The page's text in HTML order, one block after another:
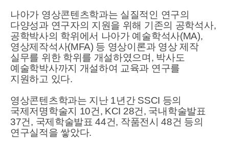
나아가 영상콘텐츠학과는 실질적인 연구의
다양성과 연구자의 지원을 위해 기존의 공학석사,
공학박사의 학위에서 나아가 예술학석사(MA),
영상제작석사(MFA) 등 영상이론과 영상 제작
실무를 위한 학위를 개설하였으며, 박사도
예술학박사까지 개설하여 교육과 연구를
지원하고 있다.
영상콘텐츠학과는 지난 1년간 SSCI 등의
국제저명학술지 10건, KCI 28건, 국내학술발표
37건, 국제학술발표 44건, 작품전시 48건 등의
연구실적을 쌓았다.